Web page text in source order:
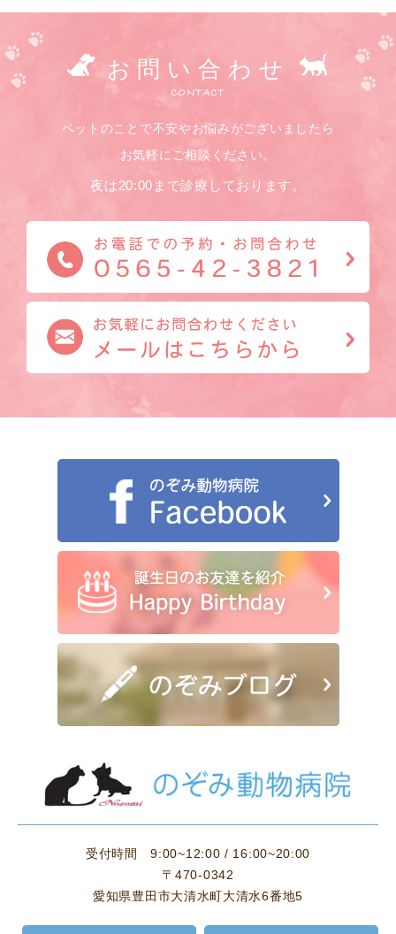
お問い合わせ
CONTACT
ペットのことで不安やお悩みがございましたら
お気軽にご相談ください。
夜は20:00まで診療しております。
受付時間
9:00~12:00 / 16:00~20:00
〒470-0342
愛知県豊田市大清水町大清水6番地5